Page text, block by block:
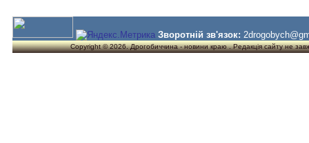
Зворотній зв'язок:
Copyright © 2026. Дрогобиччина - новини краю . Редакція сайту не